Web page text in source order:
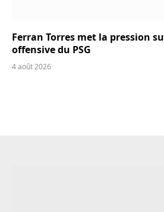
Ferran Torres met la pression
offensive du PSG
4 août 2026